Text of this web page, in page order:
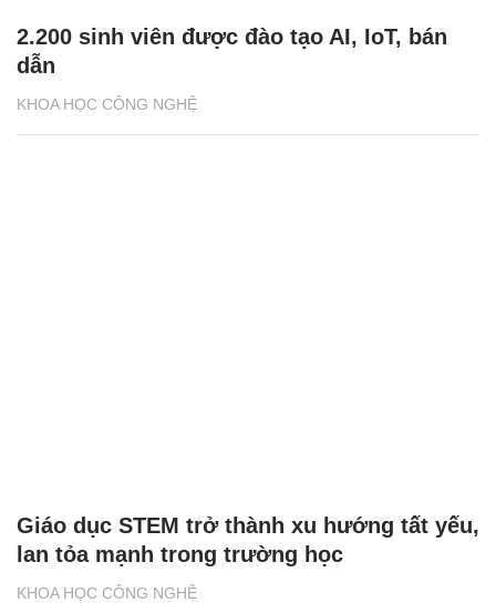
KHOA HỌC CÔNG NGHỆ
2.200 sinh viên được đào tạo AI, IoT, bán
dẫn
KHOA HỌC CÔNG NGHỆ
Giáo dục STEM trở thành xu hướng tất yếu,
lan tỏa mạnh trong trường học